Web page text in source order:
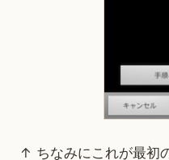
↑ ちなみにこれが最初